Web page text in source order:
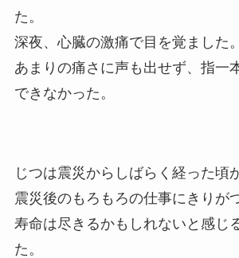
た。
深夜、心臓の激痛で目を覚ました。
あまりの痛さに声も出せず、指一
できなかった。
じつは震災からしばらく経った頃
震災後のもろもろの仕事にきりが
寿命は尽きるかもしれないと感じ
た。